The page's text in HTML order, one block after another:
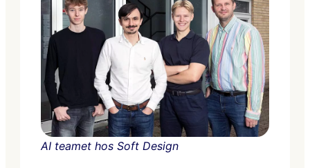
AI teamet hos Soft Design